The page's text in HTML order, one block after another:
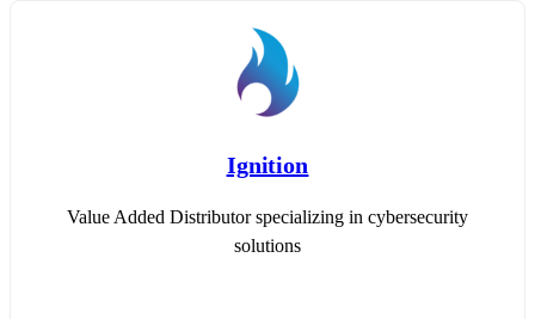
Ignition
Value Added Distributor specializing in cybersecurity
solutions